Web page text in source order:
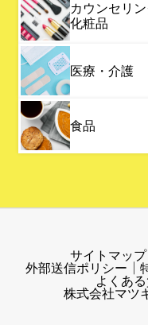
カウンセリ
化粧品
医療・介護
食品
サイトマップ
外部送信ポリシー
よくあ
株式会社マツ